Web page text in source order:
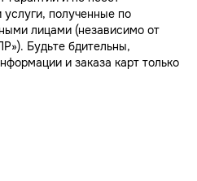
услуги, полученные по
лицами (независимо от
Будьте бдительны,
и заказа карт только